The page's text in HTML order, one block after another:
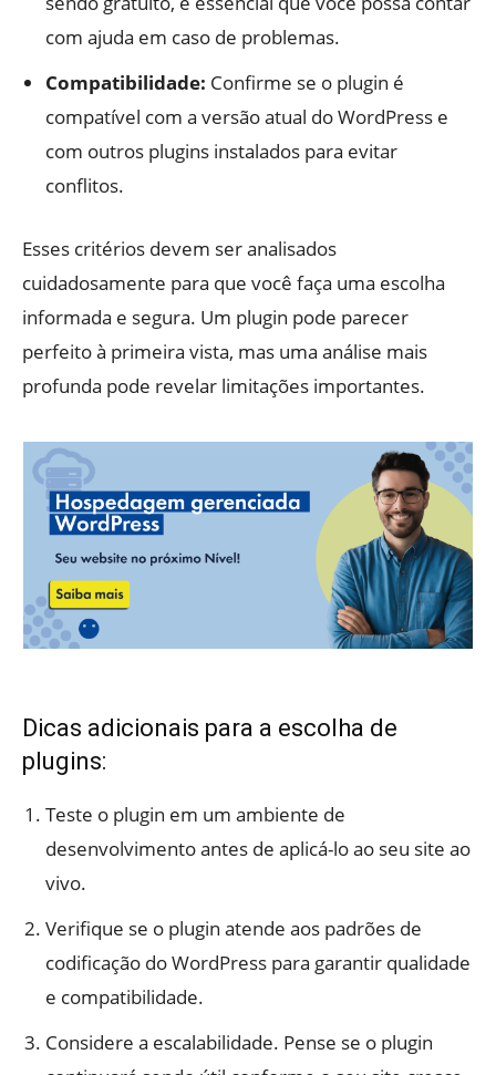
com ajuda em caso de problemas.
Compatibilidade: Confirme se o plugin é
compatível com a versão atual do WordPress e
com outros plugins instalados para evitar
conflitos.
Esses critérios devem ser analisados
cuidadosamente para que você faça uma escolha
informada e segura. Um plugin pode parecer
perfeito à primeira vista, mas uma análise mais
profunda pode revelar limitações importantes.
Dicas adicionais para a escolha de
plugins:
Teste o plugin em um ambiente de
desenvolvimento antes de aplicá-lo ao seu site ao
vivo.
Verifique se o plugin atende aos padrões de
codificação do WordPress para garantir qualidade
e compatibilidade.
Considere a escalabilidade. Pense se o plugin